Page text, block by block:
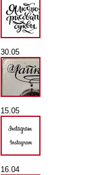
30.05
15.05
16.04